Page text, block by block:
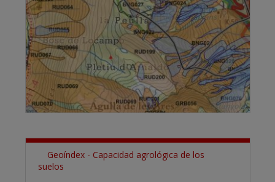
Geoíndex - Capacidad agrológica de los
suelos